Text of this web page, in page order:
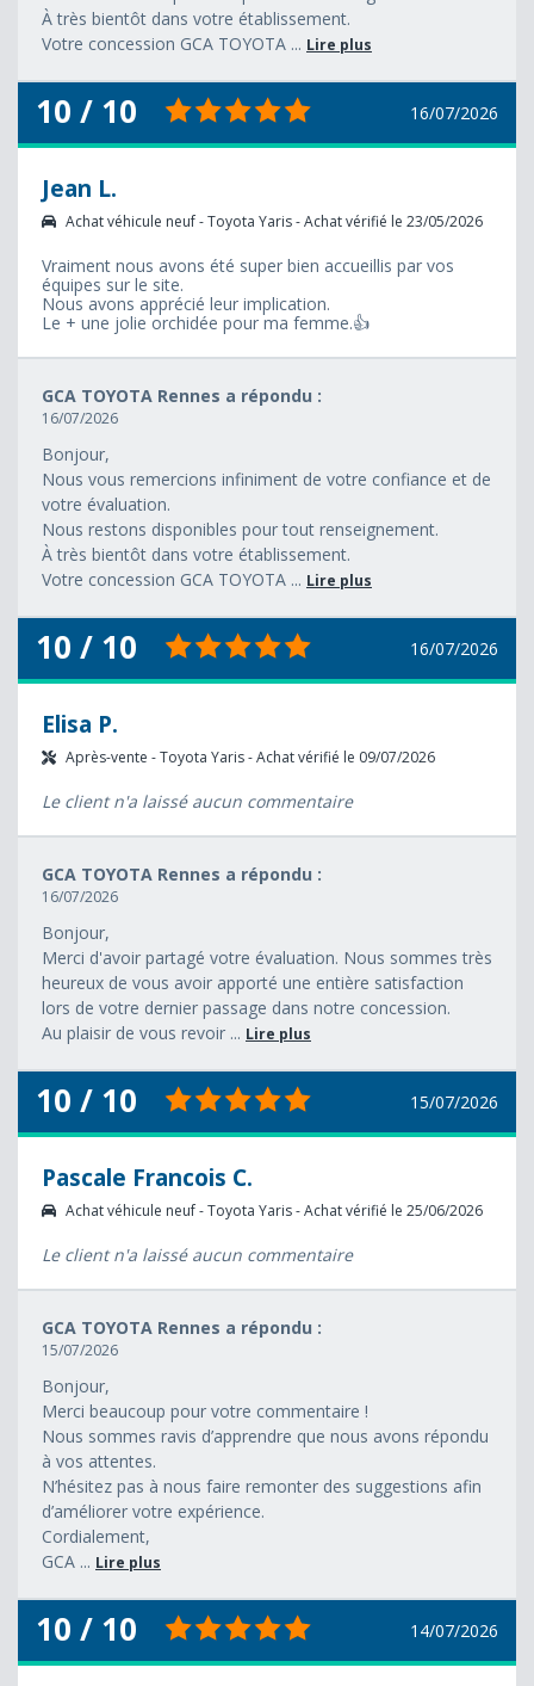
À très bientôt dans votre établissement.
Votre concession GCA TOYOTA ... Lire plus
10 / 10 16/07/2026
Jean L.
Achat véhicule neuf - Toyota Yaris - Achat vérifié le 23/05/2026
Vraiment nous avons été super bien accueillis par vos
équipes sur le site.
Nous avons apprécié leur implication.
Le + une jolie orchidée pour ma femme.👍
GCA TOYOTA Rennes a répondu :
16/07/2026
Bonjour,
Nous vous remercions infiniment de votre confiance et de
votre évaluation.
Nous restons disponibles pour tout renseignement.
À très bientôt dans votre établissement.
Votre concession GCA TOYOTA ... Lire plus
10 / 10 16/07/2026
Elisa P.
Après-vente - Toyota Yaris - Achat vérifié le 09/07/2026
Le client n'a laissé aucun commentaire
GCA TOYOTA Rennes a répondu :
16/07/2026
Bonjour,
Merci d'avoir partagé votre évaluation. Nous sommes très
heureux de vous avoir apporté une entière satisfaction
lors de votre dernier passage dans notre concession.
Au plaisir de vous revoir ... Lire plus
10 / 10 15/07/2026
Pascale Francois C.
Achat véhicule neuf - Toyota Yaris - Achat vérifié le 25/06/2026
Le client n'a laissé aucun commentaire
GCA TOYOTA Rennes a répondu :
15/07/2026
Bonjour,
Merci beaucoup pour votre commentaire !
Nous sommes ravis d’apprendre que nous avons répondu
à vos attentes.
N’hésitez pas à nous faire remonter des suggestions afin
d’améliorer votre expérience.
Cordialement,
GCA ... Lire plus
10 / 10 14/07/2026